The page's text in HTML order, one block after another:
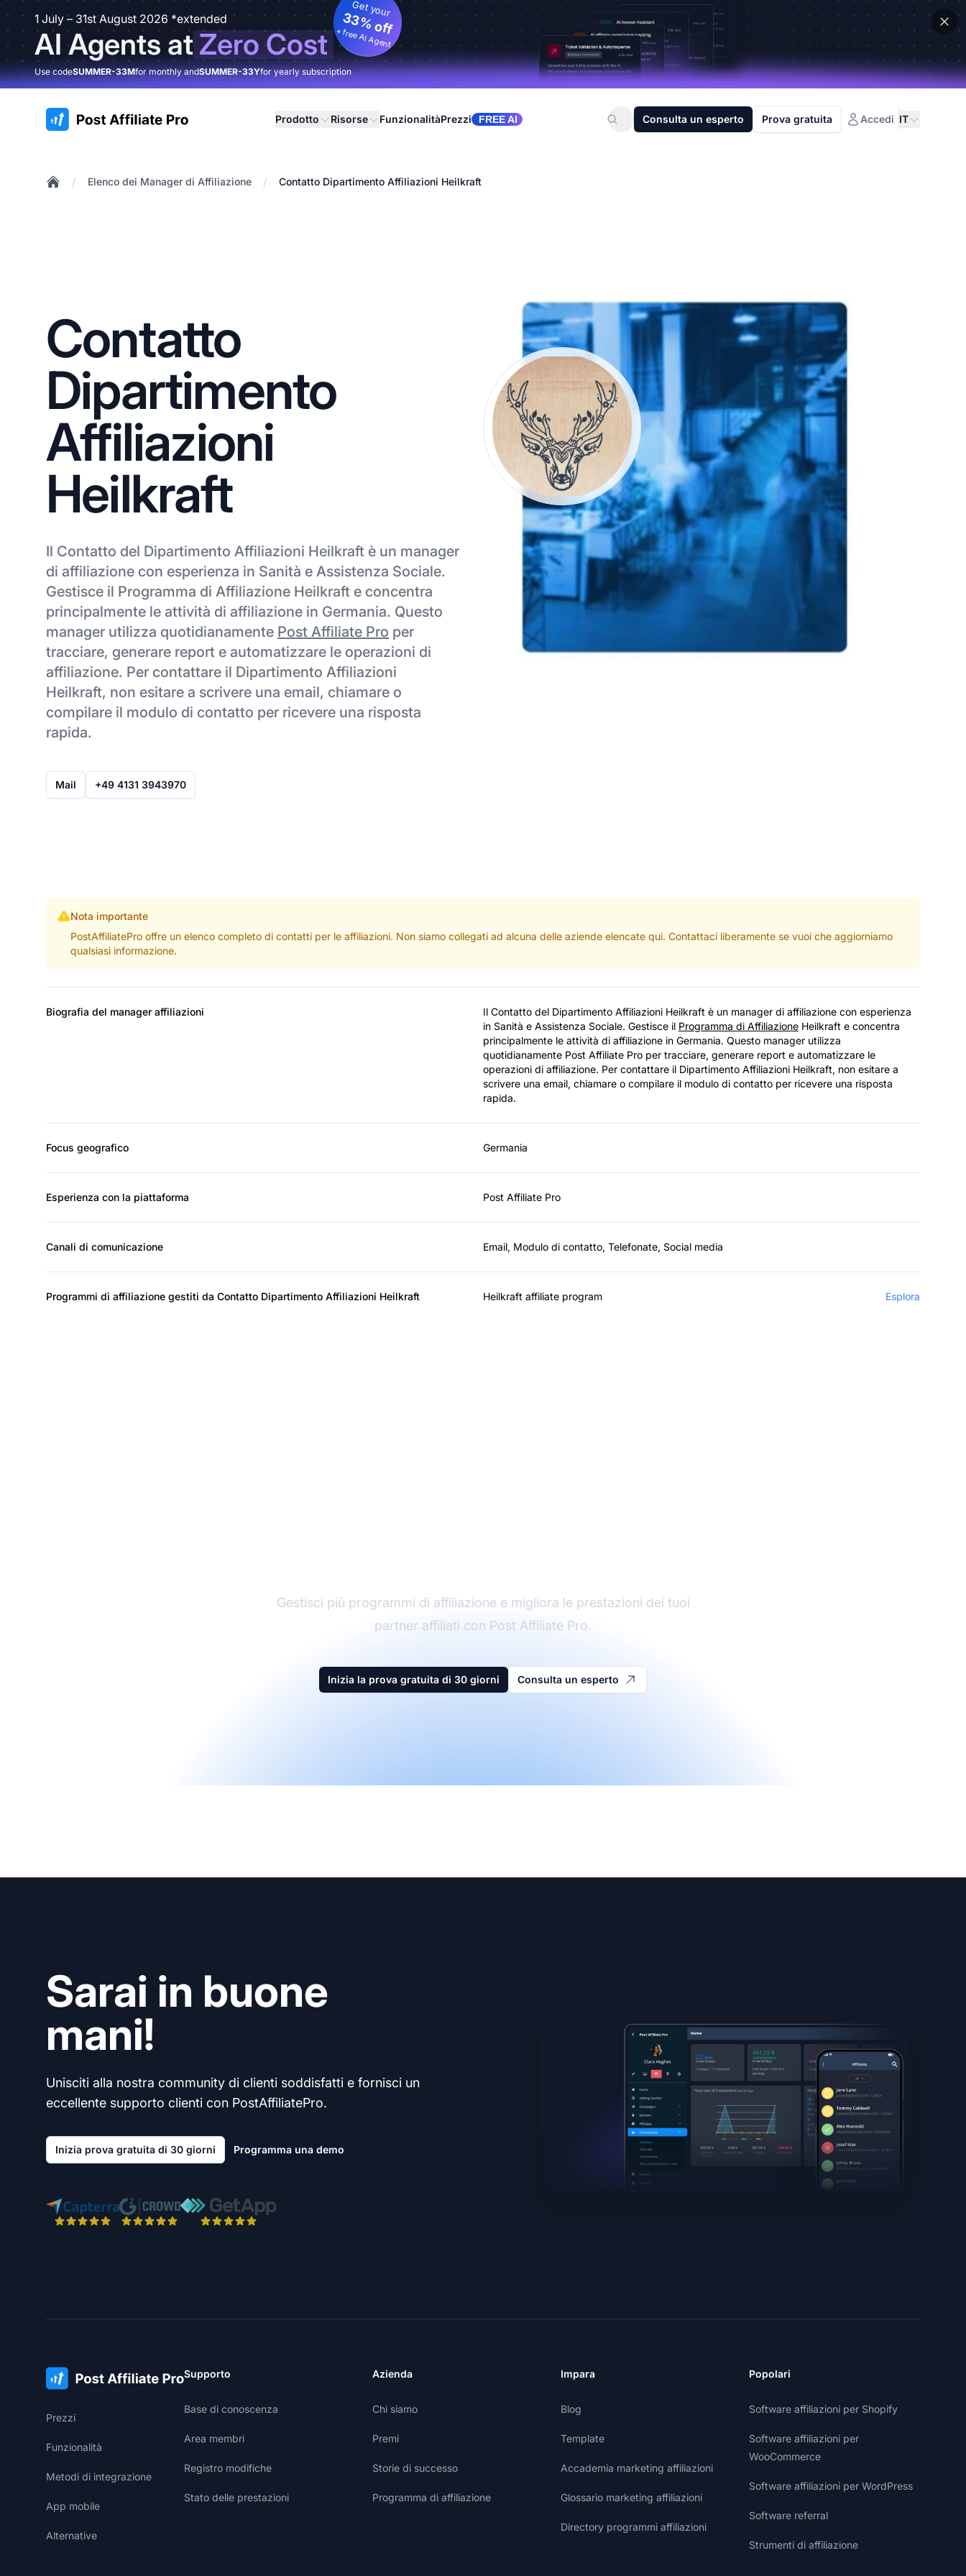
1 July – 31st August 2026 *extended
AI Agents atZero Cost
Get your
33% off
+ free AI Agent
Use codeSUMMER-33Mfor monthly andSUMMER-33Yfor yearly subscription
:site.title Prodotto Risorse FunzionalitàPrezzi FREE AI Consulta un esperto Prova gratuita Accedi IT
/ Elenco dei Manager di Affiliazione / Contatto Dipartimento Affiliazioni Heilkraft
Contatto
Dipartimento
Affiliazioni
Heilkraft
Il Contatto del Dipartimento Affiliazioni Heilkraft è un manager
di affiliazione con esperienza in Sanità e Assistenza Sociale.
Gestisce il Programma di Affiliazione Heilkraft e concentra
principalmente le attività di affiliazione in Germania. Questo
manager utilizza quotidianamente Post Affiliate Pro per
tracciare, generare report e automatizzare le operazioni di
affiliazione. Per contattare il Dipartimento Affiliazioni
Heilkraft, non esitare a scrivere una email, chiamare o
compilare il modulo di contatto per ricevere una risposta
rapida.
Mail +49 4131 3943970
Nota importante
PostAffiliatePro offre un elenco completo di contatti per le affiliazioni. Non siamo collegati ad alcuna delle aziende elencate qui. Contattaci liberamente se vuoi che aggiorniamo
qualsiasi informazione.
Biografia del manager affiliazioni
Il Contatto del Dipartimento Affiliazioni Heilkraft è un manager di affiliazione con esperienza
in Sanità e Assistenza Sociale. Gestisce il Programma di Affiliazione Heilkraft e concentra
principalmente le attività di affiliazione in Germania. Questo manager utilizza
quotidianamente Post Affiliate Pro per tracciare, generare report e automatizzare le
operazioni di affiliazione. Per contattare il Dipartimento Affiliazioni Heilkraft, non esitare a
scrivere una email, chiamare o compilare il modulo di contatto per ricevere una risposta
rapida.
Focus geografico Germania
Esperienza con la piattaforma Post Affiliate Pro
Canali di comunicazione Email, Modulo di contatto, Telefonate, Social media
Programmi di affiliazione gestiti da Contatto Dipartimento Affiliazioni Heilkraft Heilkraft affiliate program Esplora
Gestisci più programmi di affiliazione e migliora le prestazioni dei tuoi
partner affiliati con Post Affiliate Pro.
Inizia la prova gratuita di 30 giorni Consulta un esperto
Sarai in buone
mani!
Unisciti alla nostra community di clienti soddisfatti e fornisci un
eccellente supporto clienti con PostAffiliatePro.
Inizia prova gratuita di 30 giorni Programma una demo
Prezzi
Funzionalità
Metodi di integrazione
App mobile
Alternative
Supporto
Base di conoscenza
Area membri
Registro modifiche
Stato delle prestazioni
Azienda
Chi siamo
Premi
Storie di successo
Programma di affiliazione
Impara
Blog
Template
Accademia marketing affiliazioni
Glossario marketing affiliazioni
Directory programmi affiliazioni
Popolari
Software affiliazioni per Shopify
Software affiliazioni per
WooCommerce
Software affiliazioni per WordPress
Software referral
Strumenti di affiliazione